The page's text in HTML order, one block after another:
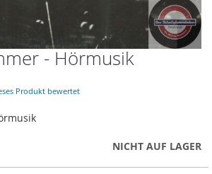
- Hörmusik
Produkt bewertet
NICHT AUF LAGER